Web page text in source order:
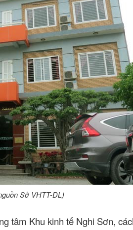
Sở VHTT-DL)
tâm Khu kinh tế Nghi Sơn,